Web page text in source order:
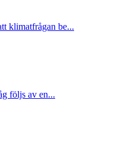
klimatfrågan be...
följs av en...